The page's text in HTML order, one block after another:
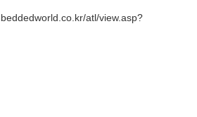
atl/view.asp?